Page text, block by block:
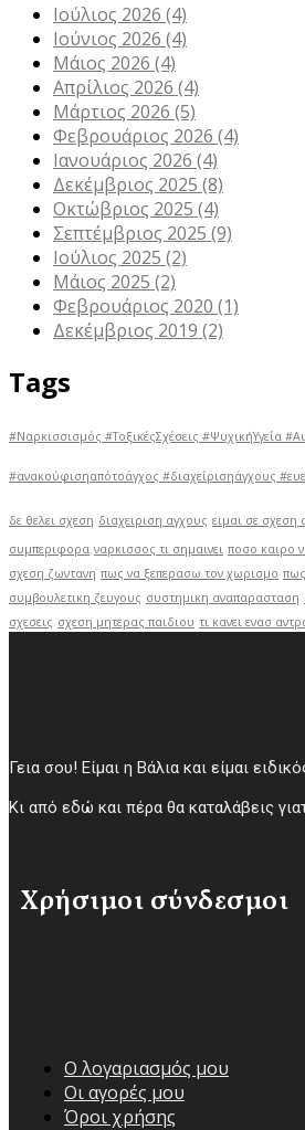
Ιούλιος 2026 (4)
Ιούνιος 2026 (4)
Μάιος 2026 (4)
Απρίλιος 2026 (4)
Μάρτιος 2026 (5)
Φεβρουάριος 2026 (4)
Ιανουάριος 2026 (4)
Δεκέμβριος 2025 (8)
Οκτώβριος 2025 (4)
Σεπτέμβριος 2025 (9)
Ιούλιος 2025 (2)
Μάιος 2025 (2)
Φεβρουάριος 2020 (1)
Δεκέμβριος 2019 (2)
Tags
#Ναρκισσισμός #ΤοξικέςΣχέσεις #ΨυχικήΥγεία
#ανακούφισηαπότοάγχος #διαχείρισηάγχους
δε θελει σχεση διαχειριση αγχους ειμαι σε
συμπεριφορα ναρκισσος τι σημαινει ποσο καιρο
σχεση ζωντανη πως να ξεπερασω τον χωρισμο
συμβουλετικη ζευγους συστημικη αναπαρασταση
σχεσεις σχεση μητερας παιδιου τι κανει ενασ
Γεια σου! Είμαι η Βάλια και είμαι
Κι από εδώ και πέρα θα καταλάβεις
Χρήσιμοι σύνδεσμοι
Ο λογαριασμός μου
Οι αγορές μου
Όροι χρήσης